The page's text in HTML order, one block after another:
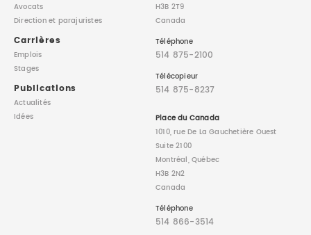
Avocats
Directionet parajuristes
Carrières
Emplois
Stages
Publications
Actualités
Idées
H3B 2T9
Canada
Téléphone
514 875-2100
Télécopieur
514 875-8237
Place du Canada
1010, rue De La Gauchetière Ouest
Suite 2100
Montréal, Québec
H3B 2N2
Canada
Téléphone
514 866-3514